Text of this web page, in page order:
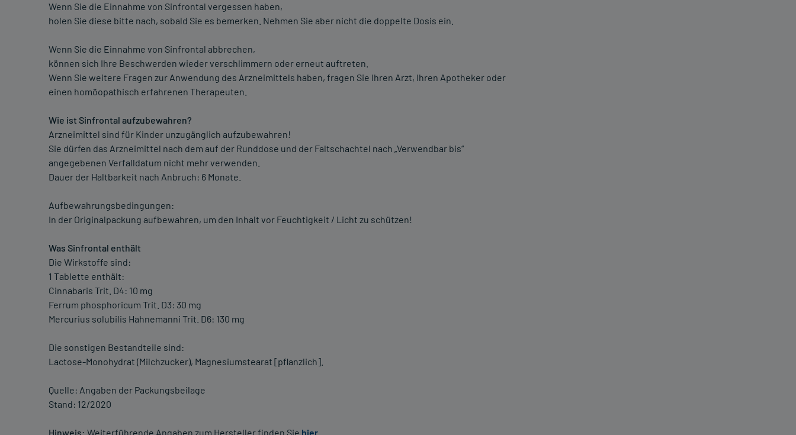
Wenn Sie die Einnahme von Sinfrontal vergessen haben,
holen Sie diese bitte nach, sobald Sie es bemerken. Nehmen Sie aber nicht die doppelte Dosis ein.
Wenn Sie die Einnahme von Sinfrontal abbrechen,
können sich Ihre Beschwerden wieder verschlimmern oder erneut auftreten.
Wenn Sie weitere Fragen zur Anwendung des Arzneimittels haben, fragen Sie Ihren Arzt, Ihren Apotheker oder
einen homöopathisch erfahrenen Therapeuten.
Wie ist Sinfrontal aufzubewahren?
Arzneimittel sind für Kinder unzugänglich aufzubewahren!
Sie dürfen das Arzneimittel nach dem auf der Runddose und der Faltschachtel nach „Verwendbar bis“
angegebenen Verfalldatum nicht mehr verwenden.
Dauer der Haltbarkeit nach Anbruch: 6 Monate.
Aufbewahrungsbedingungen:
In der Originalpackung aufbewahren, um den Inhalt vor Feuchtigkeit / Licht zu schützen!
Was Sinfrontal enthält
Die Wirkstoffe sind:
1 Tablette enthält:
Cinnabaris Trit. D4: 10 mg
Ferrum phosphoricum Trit. D3: 30 mg
Mercurius solubilis Hahnemanni Trit. D6: 130 mg
Die sonstigen Bestandteile sind:
Lactose-Monohydrat (Milchzucker), Magnesiumstearat [pflanzlich].
Quelle: Angaben der Packungsbeilage
Stand: 12/2020
Hinweis: Weiterführende Angaben zum Hersteller finden Sie hier